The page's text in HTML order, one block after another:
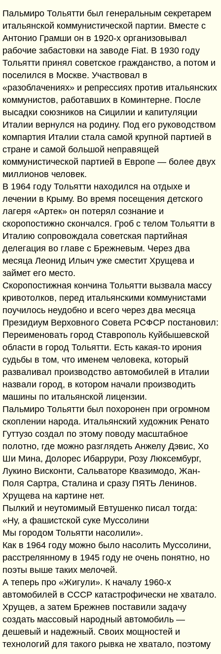
Пальмиро Тольятти был генеральным секретарем
итальянской коммунистической партии. Вместе с
Антонио Грамши он в 1920-х организовывал
рабочие забастовки на заводе Fiat. В 1930 году
Тольятти принял советское гражданство, а потом и
поселился в Москве. Участвовал в
«разоблачениях» и репрессиях против итальянских
коммунистов, работавших в Коминтерне. После
высадки союзников на Сицилии и капитуляции
Италии вернулся на родину. Под его руководством
компартия Италии стала самой крупной партией в
стране и самой большой неправящей
коммунистической партией в Европе — более двух
миллионов человек.
В 1964 году Тольятти находился на отдыхе и
лечении в Крыму. Во время посещения детского
лагеря «Артек» он потерял сознание и
скоропостижно скончался. Гроб с телом Тольятти в
Италию сопровождала советская партийная
делегация во главе с Брежневым. Через два
месяца Леонид Ильич уже сместит Хрущева и
займет его место.
Скоропостижная кончина Тольятти вызвала массу
кривотолков, перед итальянскими коммунистами
поучилось неудобно и всего через два месяца
Президиум Верховного Совета РСФСР постановил:
Переименовать город Ставрополь Куйбышевской
области в город Тольятти. Есть какая-то ирония
судьбы в том, что именем человека, который
разваливал производство автомобилей в Италии
назвали город, в котором начали производить
машины по итальянской лицензии.
Пальмиро Тольятти был похоронен при огромном
скоплении народа. Итальянский художник Ренато
Гуттузо создал по этому поводу масштабное
полотно, где можно разглядеть Анжелу Дэвис, Хо
Ши Мина, Долорес Ибаррури, Розу Люксембург,
Лукино Висконти, Сальваторе Квазимодо, Жан-
Поля Сартра, Сталина и сразу ПЯТЬ Ленинов.
Хрущева на картине нет.
Пылкий и неутомимый Евтушенко писал тогда:
«Ну, а фашистской суке Муссолини
Мы городом Тольятти насолили».
Как в 1964 году можно было насолить Муссолини,
расстрелянному в 1945 году не очень понятно, но
поэты выше таких мелочей.
А теперь про «Жигули». К началу 1960-х
автомобилей в СССР катастрофически не хватало.
Хрущев, а затем Брежнев поставили задачу
создать массовый народный автомобиль —
дешевый и надежный. Своих мощностей и
технологий для такого рывка не хватало, поэтому